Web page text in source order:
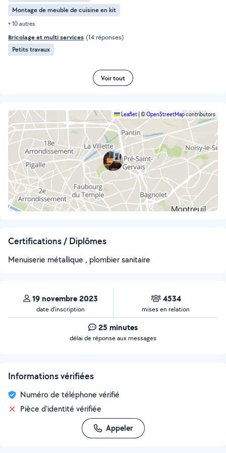
Montage de meuble de cuisine en kit
+ 10 autres
Bricolage et multi services (14 réponses)
Petits travaux
Voir tout
Leaflet ©OpenStreetMapcontributors
Certifications / Diplômes
Menuiserie métallique , plombier sanitaire
19 novembre 2023
date d’inscription
4534
mises en relation
25 minutes
délai de réponse aux messages
Informations vérifiées
Numéro de téléphone vérifié
Pièce d'identité vérifiée
Appeler